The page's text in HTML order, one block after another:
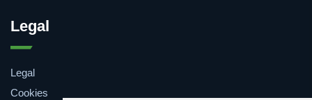
Legal
Legal
Cookies